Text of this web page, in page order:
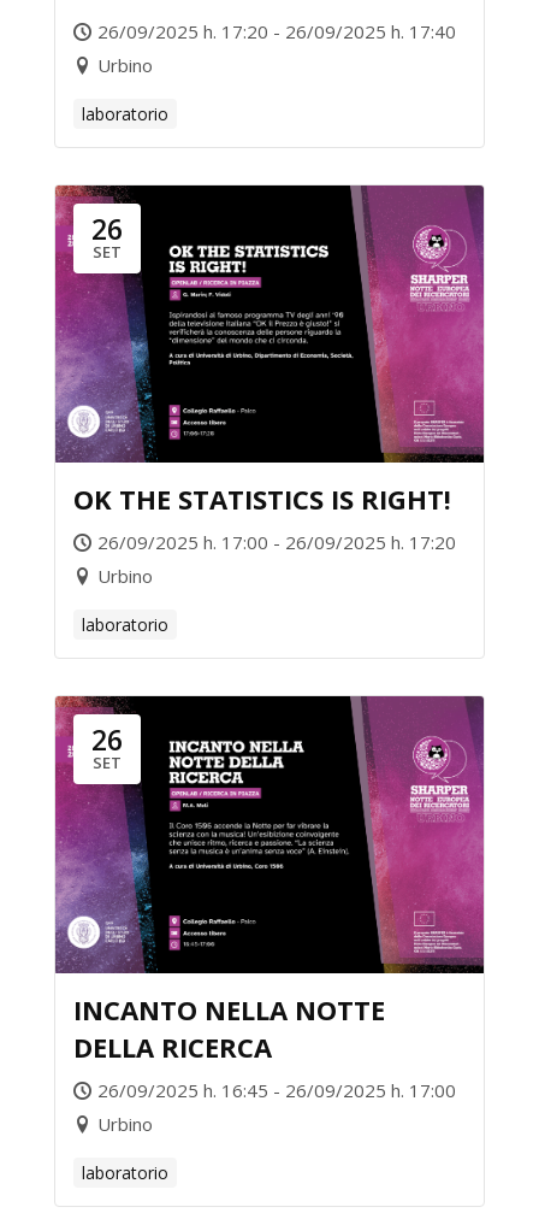
26/09/2025 h. 17:20 - 26/09/2025 h. 17:40
Urbino
laboratorio
26
SET
OK THE STATISTICS IS RIGHT!
26/09/2025 h. 17:00 - 26/09/2025 h. 17:20
Urbino
laboratorio
26
SET
INCANTO NELLA NOTTE
DELLA RICERCA
26/09/2025 h. 16:45 - 26/09/2025 h. 17:00
Urbino
laboratorio